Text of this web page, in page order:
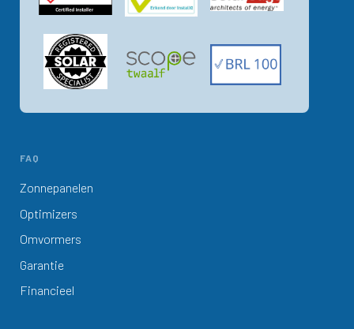
FAQ
Zonnepanelen
Optimizers
Omvormers
Garantie
Financieel